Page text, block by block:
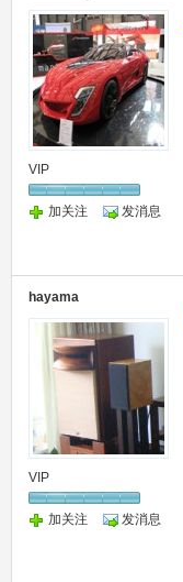
VIP
加关注 发消息
hayama
VIP
加关注 发消息